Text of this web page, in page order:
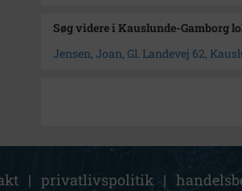
Søg videre i Kauslunde-Gamborg
Jensen, Joan, Gl. Landevej 62,
| privatlivspolitik |